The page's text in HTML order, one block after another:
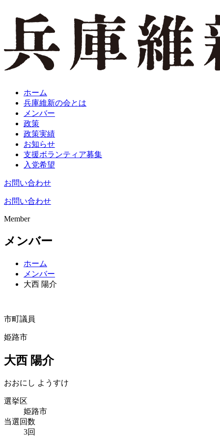
ホーム
兵庫維新の会とは
メンバー
政策
政策実績
お知らせ
支援ボランティア募集
入党希望
お問い合わせ
お問い合わせ
Member
メンバー
ホーム
メンバー
大西 陽介
市町議員
姫路市
大西 陽介
おおにし ようすけ
選挙区
姫路市
当選回数
3回